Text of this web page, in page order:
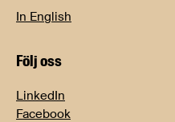
In English
Följ oss
LinkedIn
Facebook